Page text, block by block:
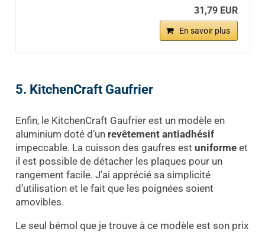
31,79 EUR
En savoir plus
5. KitchenCraft Gaufrier
Enfin, le KitchenCraft Gaufrier est un modèle en
aluminium doté d’un revêtement antiadhésif
impeccable. La cuisson des gaufres est uniformeet
il est possible de détacher les plaques pour un
rangement facile. J’ai apprécié sa simplicité
d’utilisation et le fait que les poignées soient
amovibles.
Le seul bémol que je trouve à ce modèle est son prix